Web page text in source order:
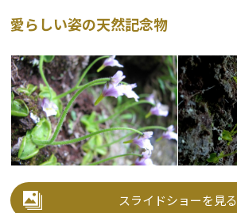
愛らしい姿の天然記念物
スライドショーを見る